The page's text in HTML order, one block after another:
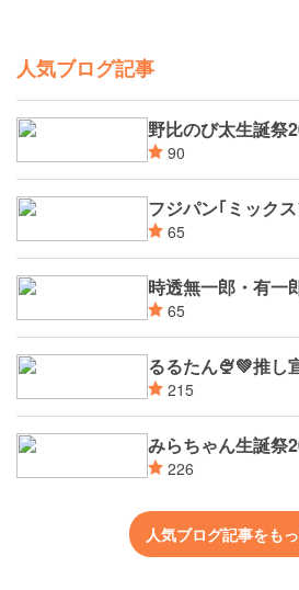
人気ブログ記事
野比のび太生誕祭
90
フジパン｢ミック
65
時透無一郎・有一
65
るるたん🍨‪💚
215
みらちゃん生誕祭
226
人気ブログ記事をも